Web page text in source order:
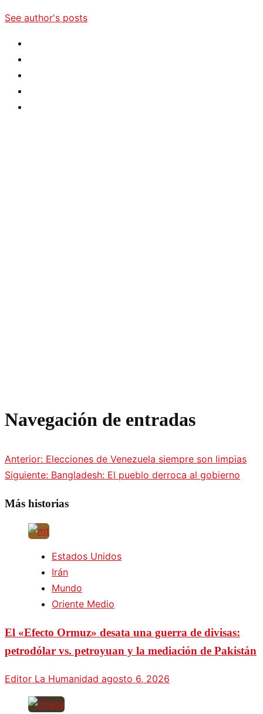
See author's posts
Navegación de entradas
Anterior: Elecciones de Venezuela siempre son limpias
Siguiente: Bangladesh: El pueblo derroca al gobierno
Más historias
Estados Unidos
Irán
Mundo
Oriente Medio
El «Efecto Ormuz» desata una guerra de divisas:
petrodólar vs. petroyuan y la mediación de Pakistán
Editor La Humanidad agosto 6, 2026